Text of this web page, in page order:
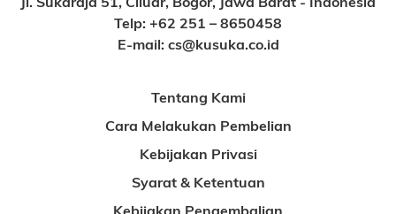
Jl. Sukaraja 51, Ciluar, Bogor, Jawa Barat - Indonesia
Telp: +62 251 – 8650458
E-mail: cs@kusuka.co.id
Tentang Kami
Cara Melakukan Pembelian
Kebijakan Privasi
Syarat & Ketentuan